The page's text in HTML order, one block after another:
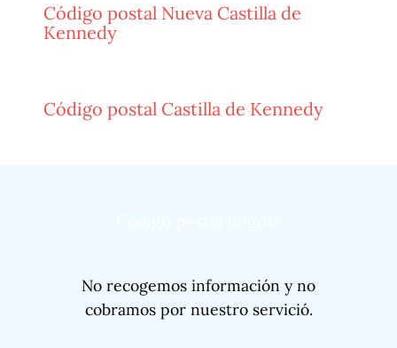
Código postal Nueva Castilla de
Kennedy
Código postal Castilla de Kennedy
No recogemos información y no
cobramos por nuestro servició.